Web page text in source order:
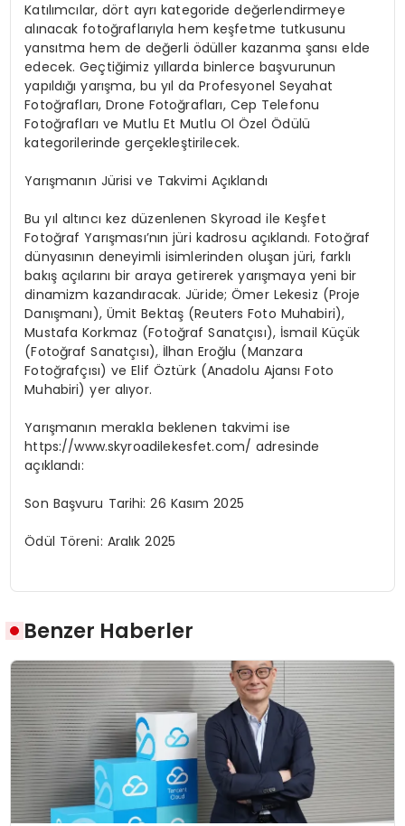
Katılımcılar, dört ayrı kategoride değerlendirmeye
alınacak fotoğraflarıyla hem keşfetme tutkusunu
yansıtma hem de değerli ödüller kazanma şansı elde
edecek. Geçtiğimiz yıllarda binlerce başvurunun
yapıldığı yarışma, bu yıl daProfesyonel Seyahat
Fotoğrafları,Drone Fotoğrafları, Cep Telefonu
Fotoğrafları veMutlu Et Mutlu Ol Özel Ödülü
kategorilerinde gerçekleştirilecek.
Yarışmanın Jürisi ve Takvimi Açıklandı
Bu yıl altıncı kez düzenlenen Skyroad ile Keşfet
Fotoğraf Yarışması’nın jüri kadrosu açıklandı. Fotoğraf
dünyasının deneyimli isimlerinden oluşan jüri, farklı
bakış açılarını bir araya getirerek yarışmaya yeni bir
dinamizm kazandıracak. Jüride; Ömer Lekesiz (Proje
Danışmanı), Ümit Bektaş (Reuters Foto Muhabiri),
Mustafa Korkmaz (Fotoğraf Sanatçısı), İsmail Küçük
(Fotoğraf Sanatçısı), İlhan Eroğlu (Manzara
Fotoğrafçısı) ve Elif Öztürk (Anadolu Ajansı Foto
Muhabiri) yer alıyor.
Yarışmanın merakla beklenen takvimi ise
https://www.skyroadilekesfet.com/ adresinde
açıklandı:
Son Başvuru Tarihi: 26 Kasım 2025
Ödül Töreni: Aralık 2025
Benzer Haberler